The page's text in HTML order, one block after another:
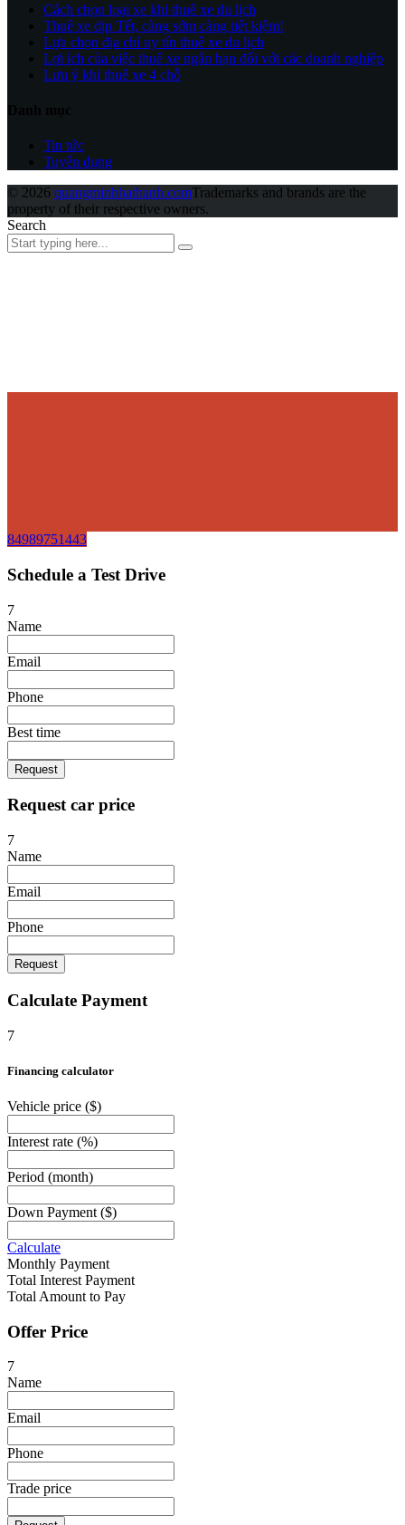
Cách chọn loại xe khi thuê xe du lịch
Thuê xe dịp Tết, càng sớm càng tiết kiệm!
Lựa chọn địa chỉ uy tín thuê xe du lịch
Lợi ích của việc thuê xe ngắn hạn đối với các doanh nghiệp
Lưu ý khi thuê xe 4 chỗ
Tin tức
Tuyển dụng
© 2026 quangminhhathanh.comTrademarks and brands are the
property of their respective owners.
Search
84989751443
Schedule a Test Drive
7
Name
Email
Phone
Best time
Request
Request car price
7
Name
Email
Phone
Request
Calculate Payment
7
Financing calculator
Vehicle price ($)
Interest rate (%)
Period (month)
Down Payment ($)
Calculate
Monthly Payment
Total Interest Payment
Total Amount to Pay
Offer Price
7
Name
Email
Phone
Trade price